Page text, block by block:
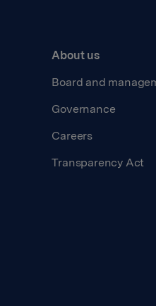
About us
Board and
Governance
Careers
Transparency Act